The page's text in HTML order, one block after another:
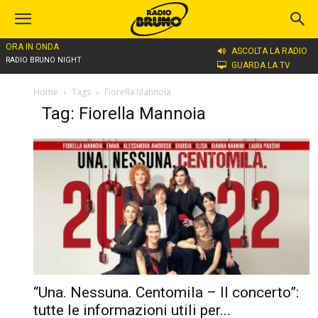
ORA IN ONDA
RADIO BRUNO NIGHT
ASCOLTA LA RADIO
GUARDA LA TV
Home Tags Fiorella Mannoia
Tag: Fiorella Mannoia
“Una. Nessuna. Centomila – Il concerto”:
tutte le informazioni utili per...